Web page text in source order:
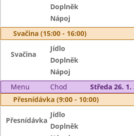
Doplněk
Nápoj
Svačina (15:00 - 16:00)
Svačina
Jídlo
Doplněk
Nápoj
Menu
Chod
Středa 26. 1.
Přesnídávka (9:00 - 10:00)
Přesnídávka
Jídlo
Doplněk